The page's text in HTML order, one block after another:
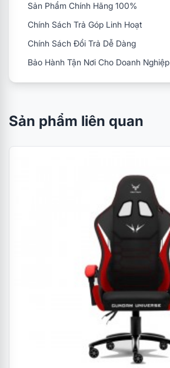
Sản Phẩm Chính Hãng 100%
Chính Sách Trả Góp Linh Hoạt
Chính Sách Đổi Trả Dễ Dàng
Bảo Hành Tận Nơi Cho Doanh Nghiệp
Sản phẩm liên quan